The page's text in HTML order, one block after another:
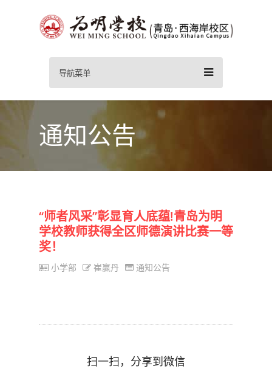
导航菜单
通知公告
“师者风采”彰显育人底蕴!青岛为明
学校教师获得全区师德演讲比赛一等
奖！
小学部 崔赢丹 通知公告
扫一扫，分享到微信